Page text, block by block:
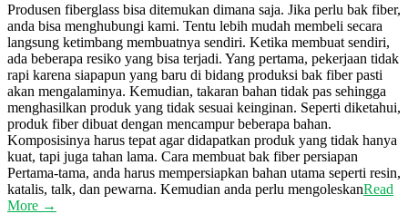
Produsen fiberglass bisa ditemukan dimana saja. Jika perlu bak fiber,
anda bisa menghubungi kami. Tentu lebih mudah membeli secara
langsung ketimbang membuatnya sendiri. Ketika membuat sendiri,
ada beberapa resiko yang bisa terjadi. Yang pertama, pekerjaan tidak
rapi karena siapapun yang baru di bidang produksi bak fiber pasti
akan mengalaminya. Kemudian, takaran bahan tidak pas sehingga
menghasilkan produk yang tidak sesuai keinginan. Seperti diketahui,
produk fiber dibuat dengan mencampur beberapa bahan.
Komposisinya harus tepat agar didapatkan produk yang tidak hanya
kuat, tapi juga tahan lama. Cara membuat bak fiber persiapan
Pertama-tama, anda harus mempersiapkan bahan utama seperti resin,
katalis, talk, dan pewarna. Kemudian anda perlu mengoleskanRead
More →